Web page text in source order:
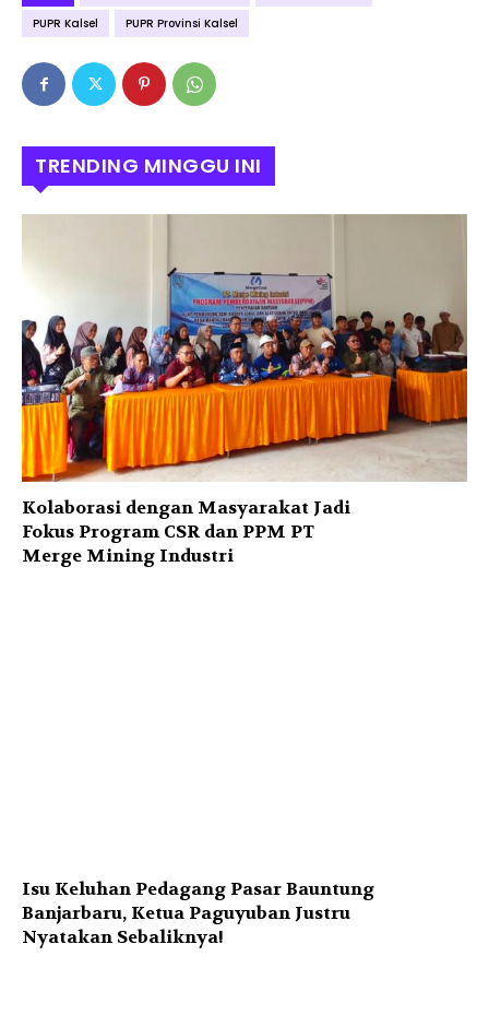
PUPR Kalsel
PUPR Provinsi Kalsel
TRENDING MINGGU INI
Kolaborasi dengan Masyarakat Jadi
Fokus Program CSR dan PPM PT
Merge Mining Industri
Isu Keluhan Pedagang Pasar Bauntung
Banjarbaru, Ketua Paguyuban Justru
Nyatakan Sebaliknya!